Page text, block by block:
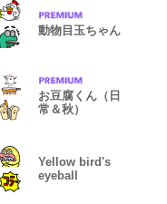
動物目玉ちゃん
お豆腐くん（日
常＆秋）
Yellow bird's
eyeball